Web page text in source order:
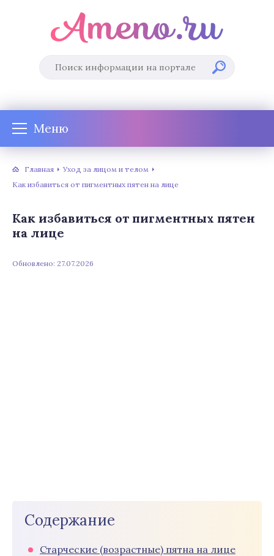
Меню
Главная
Уход за лицом и телом
Как избавиться от пигментных пятен на лице
Как избавиться от пигментных пятен
на лице
Обновлено: 27.07.2026
Содержание
Старческие (возрастные) пятна на лице